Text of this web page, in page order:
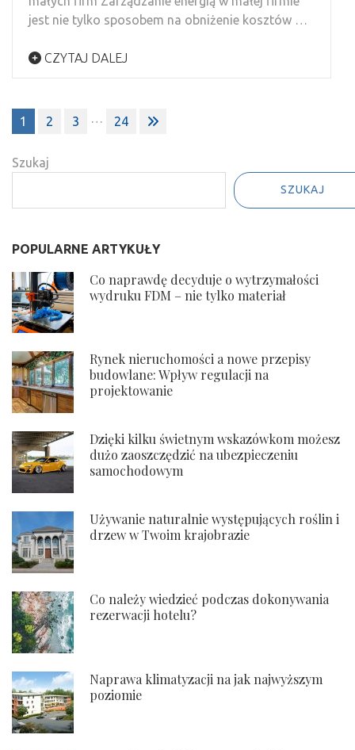
jest nie tylko sposobem na obniżenie kosztów …
CZYTAJ DALEJ
Stronicowanie
wpisów
1 2 3 … 24
Szukaj
SZUKAJ
POPULARNE ARTYKUŁY
Co naprawdę decyduje o wytrzymałości
wydruku FDM – nie tylko materiał
Rynek nieruchomości a nowe przepisy
budowlane: Wpływ regulacji na
projektowanie
Dzięki kilku świetnym wskazówkom możesz
dużo zaoszczędzić na ubezpieczeniu
samochodowym
Używanie naturalnie występujących roślin i
drzew w Twoim krajobrazie
Co należy wiedzieć podczas dokonywania
rezerwacji hotelu?
Naprawa klimatyzacji na jak najwyższym
poziomie